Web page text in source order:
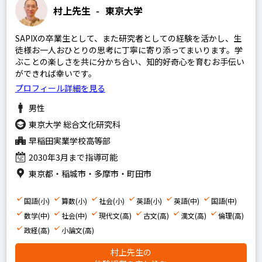
村上先生 - 東京大学
SAPIXの卒業生として、また研究者としての経験を活かし、生
徒様お一人おひとりの思考に丁寧に寄り添ってまいります。学
ぶことの楽しさを共に分かち合い、知的好奇心を育むお手伝い
ができれば幸いです。
プロフィール詳細を見る
男性
東京大学 総合文化研究科
早稲田実業学校高等部
2030年3月まで指導可能
東京都・稲城市・多摩市・町田市
国語(小) 算数(小) 社会(小) 英語(小) 英語(中)
国語(中)
数学(中)
社会(中) 現代文(高) 古文(高) 漢文(高)
倫理(高)
政経(高)
小論文(高)
村上先生の